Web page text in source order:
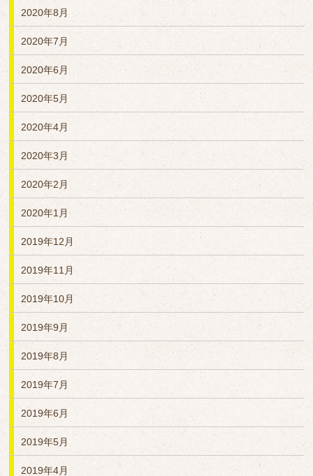
2020年8月
2020年7月
2020年6月
2020年5月
2020年4月
2020年3月
2020年2月
2020年1月
2019年12月
2019年11月
2019年10月
2019年9月
2019年8月
2019年7月
2019年6月
2019年5月
2019年4月